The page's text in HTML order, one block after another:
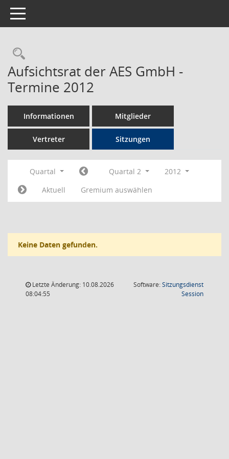
Toggle navigation
Rechercheauswahl
Aufsichtsrat der AES GmbH -
Termine 2012
Informationen Mitglieder
Vertreter Sitzungen
Quartal Quartal 2
2012
Aktuell
Gremium auswählen
Keine Daten gefunden.
Letzte Änderung: 10.08.2026
08:04:55
Software:Sitzungsdienst
Session(Wird in